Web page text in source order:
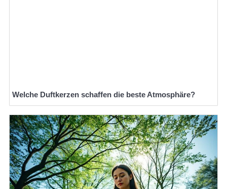
Welche Duftkerzen schaffen die beste Atmosphäre?